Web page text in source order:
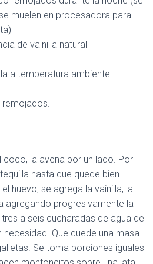
muelen en procesadora para
de vainilla natural
a temperatura ambiente
remojados.
coco, la avena por un lado. Por
hasta que quede bien
huevo, se agrega la vainilla, la
agregando progresivamente la
a seis cucharadas de agua de
Que quede una masa
Se toma porciones iguales